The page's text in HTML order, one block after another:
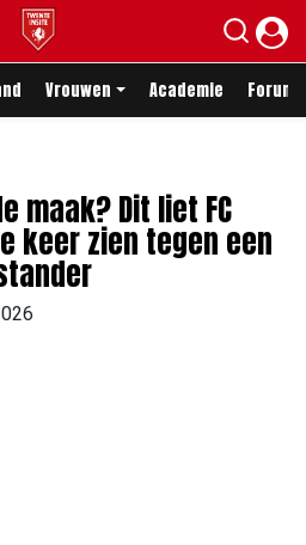
Vrouwen Academie Forum
maak? Dit liet FC
keer zien tegen een
Mail
via link